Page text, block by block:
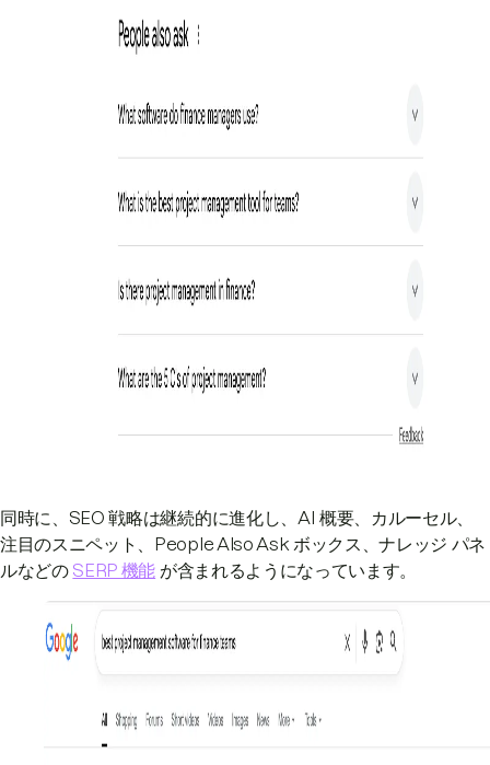
同時に、SEO 戦略は継続的に進化し、AI 概要、カルーセル、
注目のスニペット、People Also Ask ボックス、ナレッジ パネ
ルなどの SERP 機能 が含まれるようになっています。